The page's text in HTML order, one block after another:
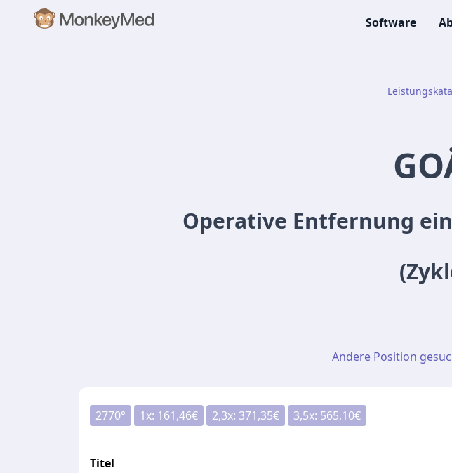
Software
Operative Entfernung
Andere Position
2770° 1x: 161,46€ 2,3x: 371,35€ 3,5x: 565,10€
Titel